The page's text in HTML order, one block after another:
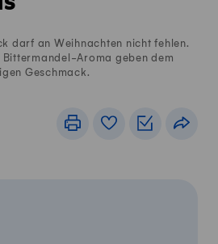
darf an Weihnachten nicht fehlen.
Bittermandel-Aroma geben dem
Geschmack.
DruckenRezeptbuch